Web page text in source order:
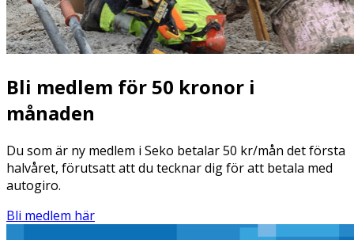
Bli medlem för 50 kronor i
månaden
Du som är ny medlem i Seko betalar 50 kr/mån det första
halvåret, förutsatt att du tecknar dig för att betala med
autogiro.
Bli medlem här